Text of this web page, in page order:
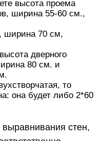
высота проема
ширина 55-60 см.,
ширина 70 см,
дверного
80 см. и
то
она будет либо 2*60
стен,